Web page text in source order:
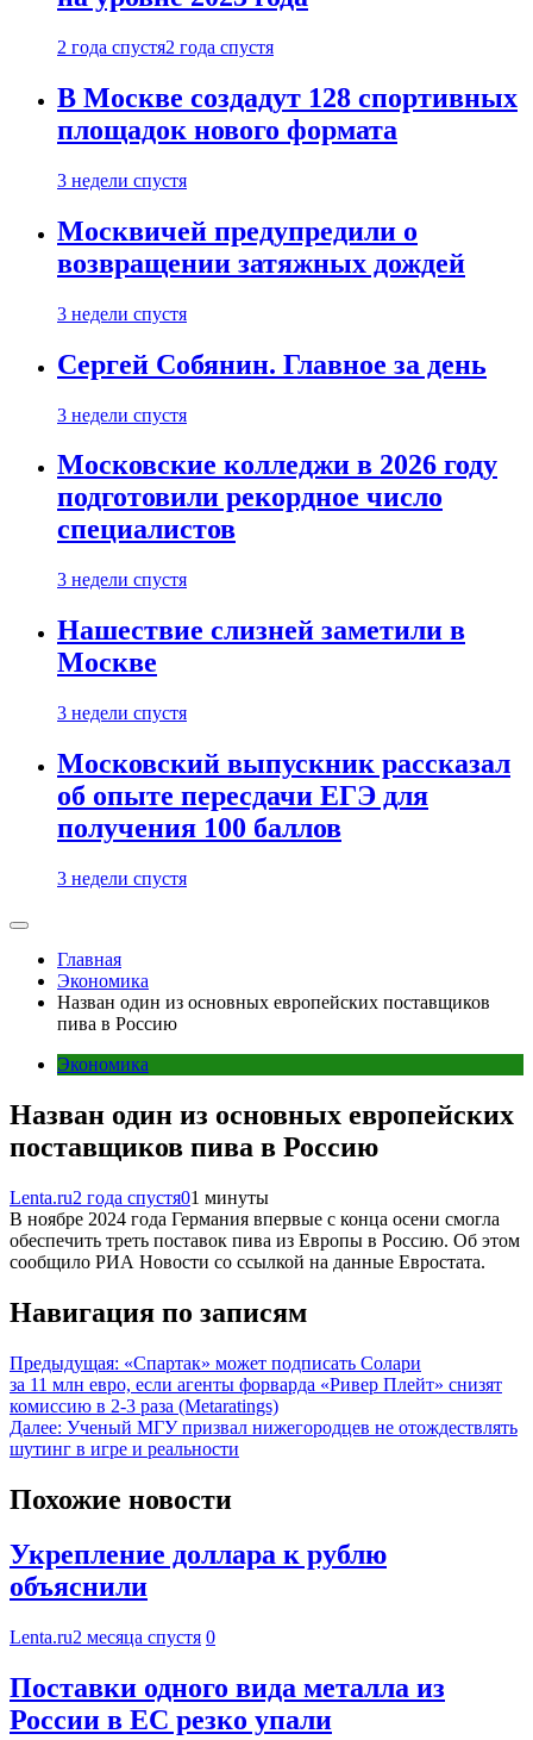
2 года спустя2 года спустя
В Москве создадут 128 спортивных
площадок нового формата
3 недели спустя
Москвичей предупредили о
возвращении затяжных дождей
3 недели спустя
Сергей Собянин. Главное за день
3 недели спустя
Московские колледжи в 2026 году
подготовили рекордное число
специалистов
3 недели спустя
Нашествие слизней заметили в
Москве
3 недели спустя
Московский выпускник рассказал
об опыте пересдачи ЕГЭ для
получения 100 баллов
3 недели спустя
Главная
Экономика
Назван один из основных европейских поставщиков
пива в Россию
Экономика
Назван один из основных европейских
поставщиков пива в Россию
Lenta.ru2 года спустя01 минуты
В ноябре 2024 года Германия впервые с конца осени смогла
обеспечить треть поставок пива из Европы в Россию. Об этом
сообщило РИА Новости со ссылкой на данные Евростата.
Навигация по записям
Предыдущая: «Спартак» может подписать Солари
за 11 млн евро, если агенты форварда «Ривер Плейт» снизят
комиссию в 2-3 раза (Metaratings)
Далее: Ученый МГУ призвал нижегородцев не отождествлять
шутинг в игре и реальности
Похожие новости
Укрепление доллара к рублю
объяснили
Lenta.ru2 месяца спустя 0
Поставки одного вида металла из
России в ЕС резко упали